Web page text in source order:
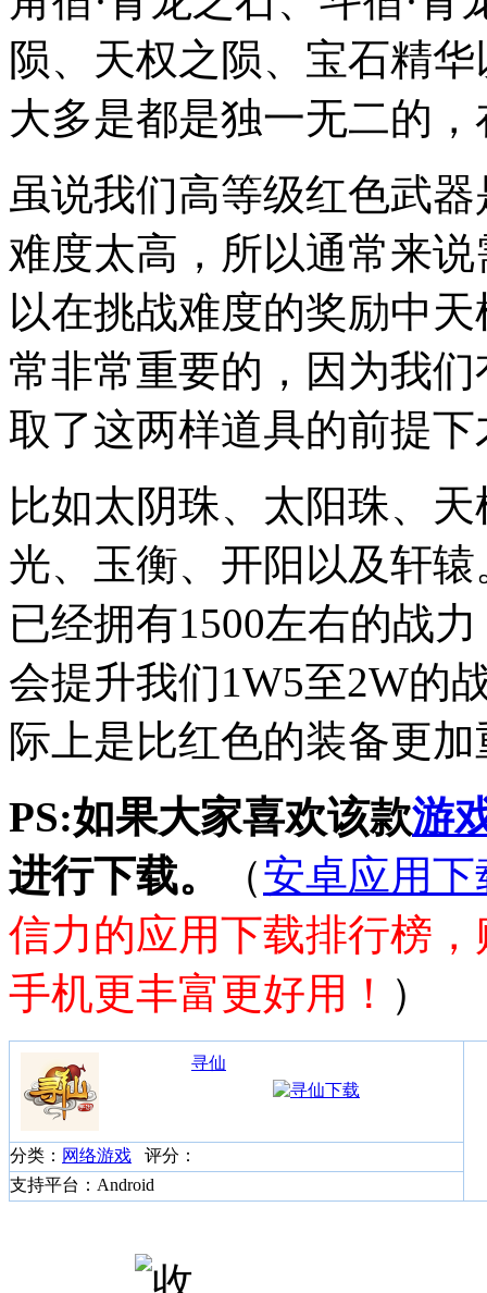
陨、天权之陨、宝石精
大多是都是独一无二的
虽说我们高等级红色武
难度太高，所以通常来
以在挑战难度的奖励中
常非常重要的，因为我
取了这两样道具的前提
比如太阴珠、太阳珠、
光、玉衡、开阳以及轩
已经拥有1500左右的战
会提升我们1W5至2W的
际上是比红色的装备更
PS:如果大家喜欢该款游
进行下载。
（安卓应用下
信力的应用下载排行榜
手机更丰富更好用！ ）
寻仙
分类： 网络游戏 评分：
支持平台：Android